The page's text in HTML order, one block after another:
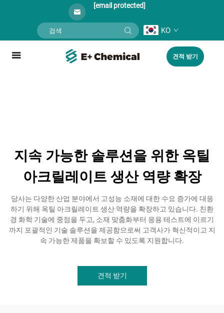
[email protected]
KO
견적 받기
지속 가능한 솔루션을 위한 옥틸
아크릴레이트 생산 역량 확장
당사는 다양한 산업 분야에서 고성능 소재에 대한 수요 증가에 대응
하기 위해 옥틸 아크릴레이트 생산 역량을 확장하고 있습니다. 친환
경 화학 기술에 중점을 두고, 소재 맞춤화부터 응용 테스트에 이르기
까지 포괄적인 기술 솔루션을 제공함으로써 고객사가 혁신적이고 지
속 가능한 제품을 확보할 수 있도록 지원합니다.
견적 받기